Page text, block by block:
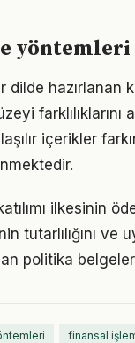
dilde hazırlanan
içerikler
ilkesinin
tutarlılığını ve
politika
finansal